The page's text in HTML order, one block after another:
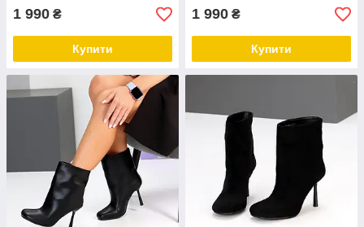
1 990 ₴
Купити
1 990 ₴
Купити